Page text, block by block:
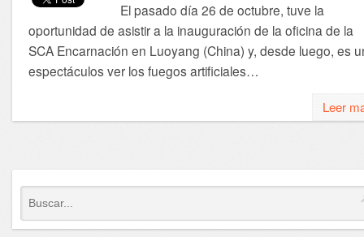
El pasado día 26 de octubre, tuve la
oportunidad de asistir a la inauguración de la oficina de la
SCA Encarnación en Luoyang (China) y, desde luego, es
espectáculos ver los fuegos artificiales…
Leer